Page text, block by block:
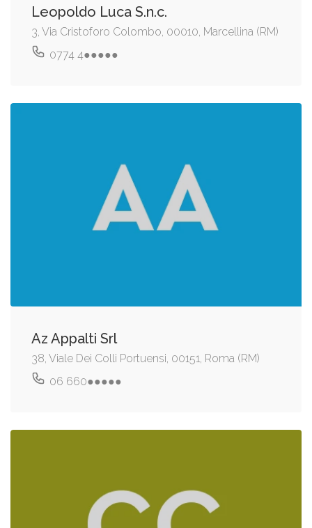
Leopoldo Luca S.n.c.
3, Via Cristoforo Colombo, 00010, Marcellina (RM)
0774 4●●●●●
Az Appalti Srl
38, Viale Dei Colli Portuensi, 00151, Roma (RM)
06 660●●●●●